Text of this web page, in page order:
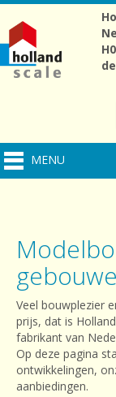
MENU
Veel bouwplezier
prijs, dat is
fabrikant van
Op deze pagina
ontwikkelingen,
aanbiedingen.